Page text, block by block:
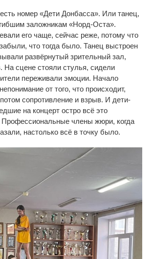
номер «Дети Донбасса». Или танец,
заложникам «Норд-Оста».
его чаще, сейчас реже, потому что
что тогда было. Танец выстроен
развёрнутый зрительный зал,
На сцене стояли стулья, сидели
переживали эмоции. Начало
от того, что происходит,
потом сопротивление и взрыв. И дети-
на концерт остро всё это
Профессиональные члены жюри, когда
настолько всё в точку было.